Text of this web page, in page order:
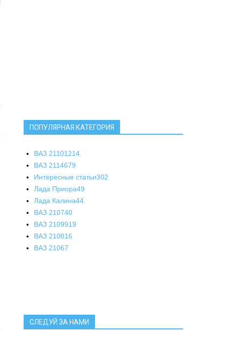
ПОПУЛЯРНАЯ КАТЕГОРИЯ
ВАЗ 21101214
ВАЗ 2114679
Интересные статьи302
Лада Приора49
Лада Калина44
ВАЗ 210740
ВАЗ 2109919
ВАЗ 210816
ВАЗ 21067
СЛЕДУЙ ЗА НАМИ